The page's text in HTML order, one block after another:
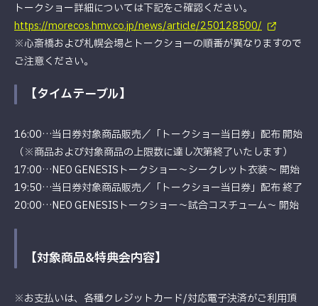
トークショー詳細については下記をご確認ください。
https://morecos.hmv.co.jp/news/article/250128500/
※心斎橋および札幌会場とトークショーの順番が異なりますので
ご注意ください。
【タイムテーブル】
16:00…当日券対象商品販売／「トークショー当日券」配布 開始
（※商品および対象商品の上限数に達し次第終了いたします）
17:00…NEO GENESISトークショー～シークレット衣装～ 開始
19:50…当日券対象商品販売／「トークショー当日券」配布 終了
20:00…NEO GENESISトークショー～試合コスチューム～ 開始
【対象商品&特典会内容】
※お支払いは、各種クレジットカード/対応電子決済がご利用頂